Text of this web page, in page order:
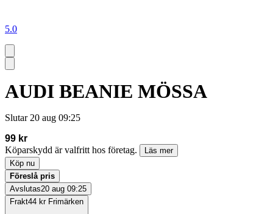
5.0
AUDI BEANIE MÖSSA
Slutar 20 aug 09:25
99 kr
Köparskydd är valfritt hos företag.
Läs mer
Köp nu
Föreslå pris
Avslutas20 aug 09:25
Frakt44 kr Frimärken